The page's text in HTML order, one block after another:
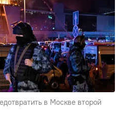
в Москве второй